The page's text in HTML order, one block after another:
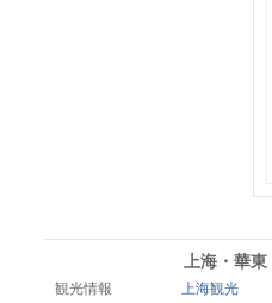
上海・華東
観光情報 上海観光